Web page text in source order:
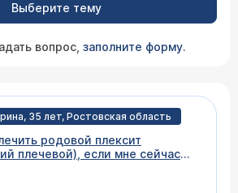
Выберите тему
вопрос, заполните форму.
35 лет, Ростовская область
родовой плексит
если мне сейчас
есть отставание в росте